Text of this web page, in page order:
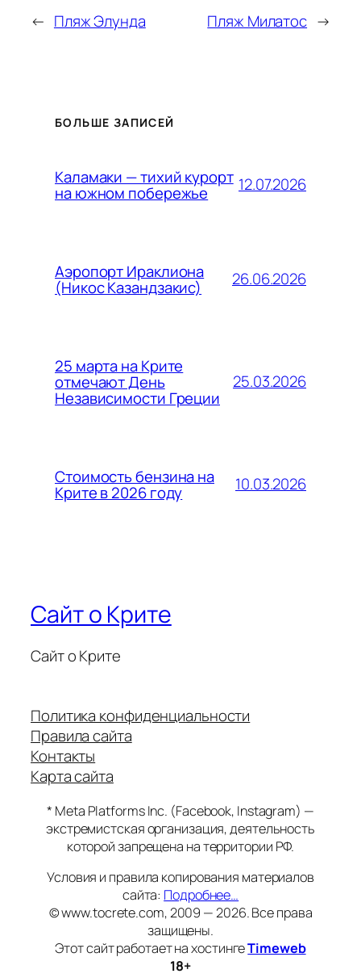
← Пляж Элунда Пляж Милатос →
БОЛЬШЕ ЗАПИСЕЙ
Каламаки — тихий курорт
на южном побережье 12.07.2026
Аэропорт Ираклиона
(Никос Казандзакис) 26.06.2026
25 марта на Крите
отмечают День
Независимости Греции
25.03.2026
Стоимость бензина на
Крите в 2026 году 10.03.2026
Сайт о Крите
Сайт о Крите
Политика конфиденциальности
Правила сайта
Контакты
Карта сайта
* Meta Platforms Inc. (Facebook, Instagram) —
экстремистская организация, деятельность
которой запрещена на территории РФ.
Условия и правила копирования материалов
сайта: Подробнее…
© www.tocrete.com, 2009 — 2026. Все права
защищены.
Этот сайт работает на хостингеTimeweb
18+